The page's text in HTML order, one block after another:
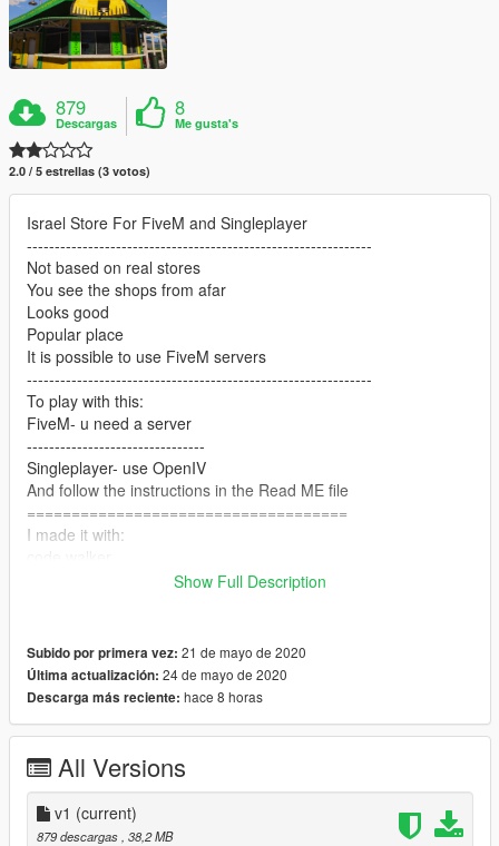
879
Descargas
8
Me gusta's
2.0 / 5 estrellas (3 votos)
Israel Store For FiveM and Singleplayer
--------------------------------------------------------------
Not based on real stores
You see the shops from afar
Looks good
Popular place
It is possible to use FiveM servers
--------------------------------------------------------------
To play with this:
FiveM- u need a server
--------------------------------
Singleplayer- use OpenIV
And follow the instructions in the Read ME file
====================================
I made it with:
Installation instructions included in the download
--------------------------------------------------------------
Don't say you made it because you didn't ...
Give a little credit….
--------------------------------------------------------------
If there is a problem, talk to me about Discord
DR MOLECULE#6931
--------------------------------------------------------------
The original model: It's a file from the game
Show Full Description
Subido por primera vez: 21 de mayo de 2020
Última actualización: 24 de mayo de 2020
Descarga más reciente: hace 8 horas
All Versions
v1 (current)
879 descargas , 38,2 MB